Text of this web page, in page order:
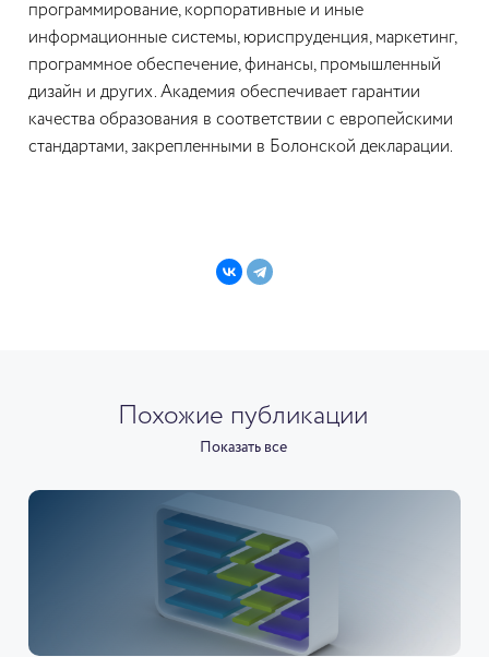
программирование, корпоративные и иные
информационные системы, юриспруденция, маркетинг,
программное обеспечение, финансы, промышленный
дизайн и других. Академия обеспечивает гарантии
качества образования в соответствии с европейскими
стандартами, закрепленными в Болонской декларации.
Похожие публикации
Показать все